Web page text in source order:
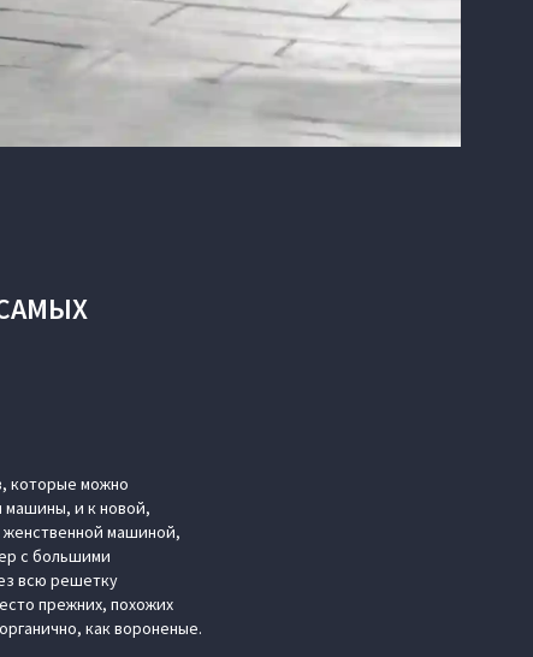
которые можно
машины, и к новой,
женственной машиной,
с большими
всю решетку
прежних, похожих
как вороненые.